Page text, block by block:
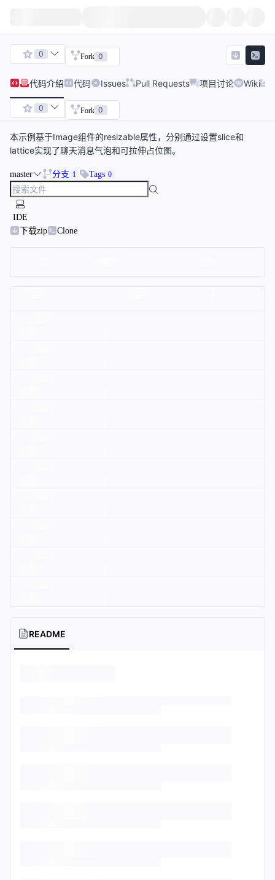
0 Fork 0
代码介绍 代码 Issues Pull Requests 项目讨论 Wiki
0 Fork 0
本示例基于Image组件的resizable属性，分别通过设置slice和
lattice实现了聊天消息气泡和可拉伸占位图。
master 分支 1 Tags 0
IDE
下载zip
Clone
README